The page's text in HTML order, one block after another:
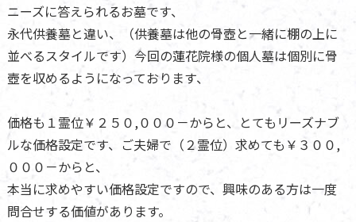
ニーズに答えられるお墓です、
永代供養墓と違い、（供養墓は他の骨壺と一緒に棚の上に
並べるスタイルです）今回の蓮花院様の個人墓は個別に骨
壺を収めるようになっております、
価格も１霊位￥２５０,０００－からと、とてもリーズナブ
ルな価格設定です、ご夫婦で（２霊位）求めても￥３００,
０００－からと、
本当に求めやすい価格設定ですので、興味のある方は一度
問合せする価値があります。